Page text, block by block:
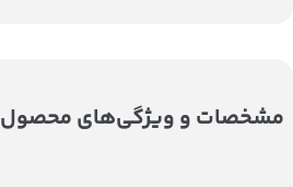
مشخصات و ویژگی‌های محصول